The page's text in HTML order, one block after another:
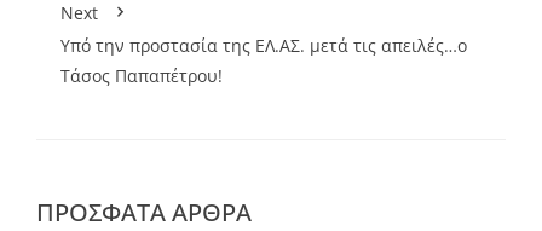
Next
Υπό την προστασία της ΕΛ.ΑΣ. μετά τις απειλές…ο
Τάσος Παπαπέτρου!
ΠΡΌΣΦΑΤΑ ΆΡΘΡΑ